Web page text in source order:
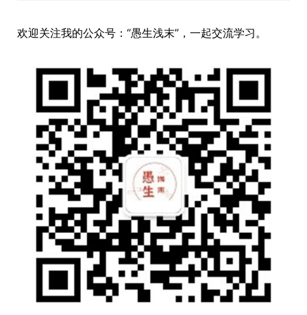
欢迎关注我的公众号：“愚生浅末”，一起交流学习。